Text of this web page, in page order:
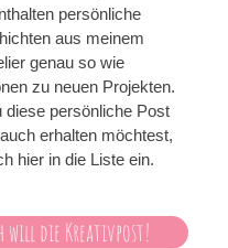
persönliche
aus meinem
genau so wie
zu neuen Projekten.
diese persönliche Post
erhalten möchtest,
hier in die Liste ein.
will die Kreativpost!